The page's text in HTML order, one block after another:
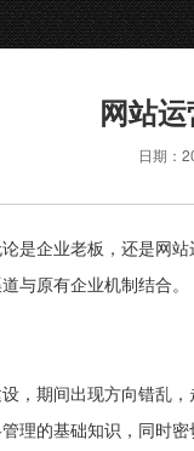
网站
日期：
是企业老板，还是网
与原有企业机制结合。
，期间出现方向错乱
理的基础知识，同时